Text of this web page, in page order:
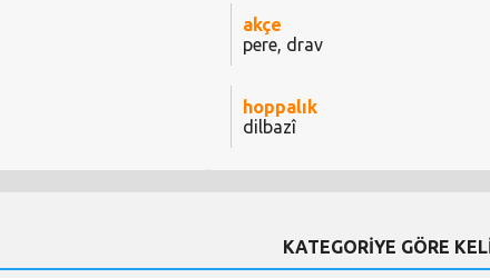
akçe
pere, drav
hoppalık
dilbazî
KATEGORİYE GÖRE